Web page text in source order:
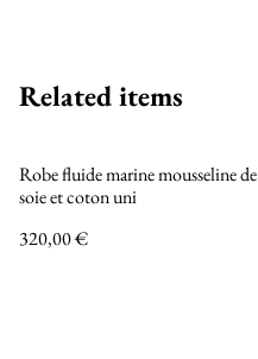
Related items
Robe fluide marine mousseline de
soie et coton uni
320,00 €